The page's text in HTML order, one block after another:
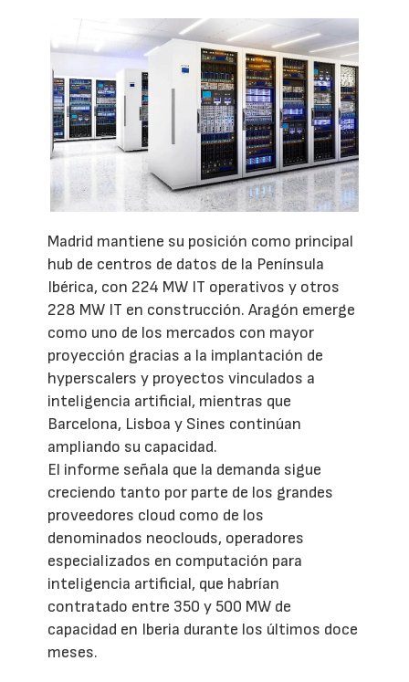
Madrid mantiene su posición como principal
hub de centros de datos de la Península
Ibérica, con 224 MW IT operativos y otros
228 MW IT en construcción. Aragón emerge
como uno de los mercados con mayor
proyección gracias a la implantación de
hyperscalers y proyectos vinculados a
inteligencia artificial, mientras que
Barcelona, Lisboa y Sines continúan
ampliando su capacidad.
El informe señala que la demanda sigue
creciendo tanto por parte de los grandes
proveedores cloud como de los
denominados neoclouds, operadores
especializados en computación para
inteligencia artificial, que habrían
contratado entre 350 y 500 MW de
capacidad en Iberia durante los últimos doce
meses.